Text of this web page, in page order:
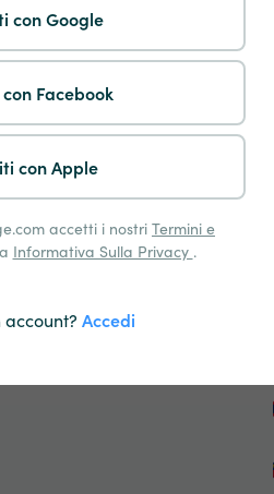
con Google
Facebook
con Apple
accetti i nostri Termini e
Informativa Sulla Privacy .
Accedi